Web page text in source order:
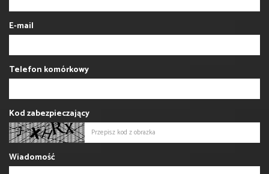
E-mail
Telefon komórkowy
Kod zabezpieczający
Wiadomość